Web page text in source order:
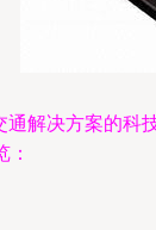
解决方案的